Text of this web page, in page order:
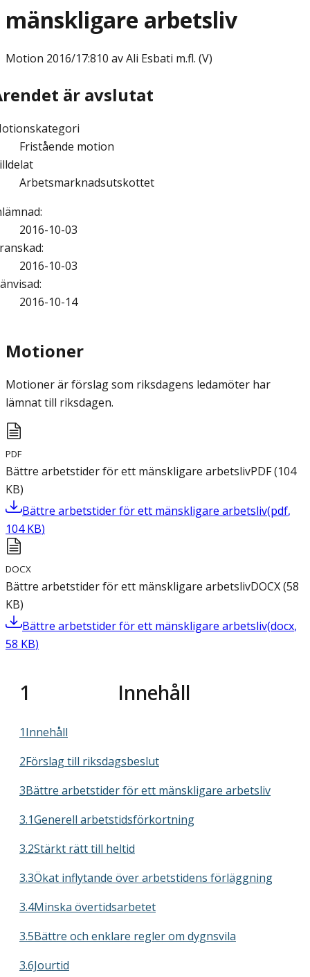
mänskligare arbetsliv
Motion 2016/17:810 av Ali Esbati m.fl. (V)
är avslutat
Fristående motion
Arbetsmarknadsutskottet
:
2016-10-03
:
2016-10-03
:
2016-10-14
Motioner
Motioner är förslag som riksdagens ledamöter har
lämnat till riksdagen.
PDF
Bättre arbetstider för ett mänskligare arbetslivPDF(104
KB)
Bättre arbetstider för ett mänskligare arbetsliv(pdf,
104 KB)
DOCX
Bättre arbetstider för ett mänskligare arbetslivDOCX(58
KB)
Bättre arbetstider för ett mänskligare arbetsliv(docx,
58 KB)
1 Innehåll
1Innehåll
2Förslag till riksdagsbeslut
3Bättre arbetstider för ett mänskligare arbetsliv
3.1Generell arbetstidsförkortning
3.2Stärkt rätt till heltid
3.3Ökat inflytande över arbetstidens förläggning
3.4Minska övertidsarbetet
3.5Bättre och enklare regler om dygnsvila
3.6Jourtid